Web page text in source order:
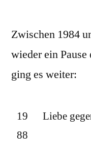
Zwischen 1984
wieder ein
ging es weiter:
19
88
Liebe